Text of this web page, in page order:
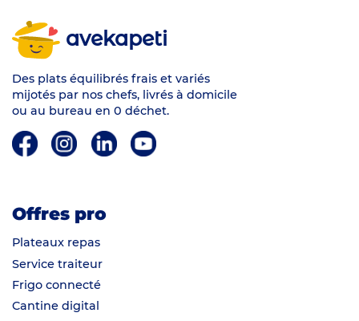
avekapeti
Des plats équilibrés frais et variés
mijotés par nos chefs, livrés à domicile
ou au bureau en 0 déchet.
Offres pro
Plateaux repas
Service traiteur
Frigo connecté
Cantine digital